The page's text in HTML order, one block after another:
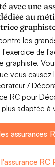
avec une
au
graphiste
les
de
graphiste.
vous causez
/
RC pour
adaptée à
assurances
RC